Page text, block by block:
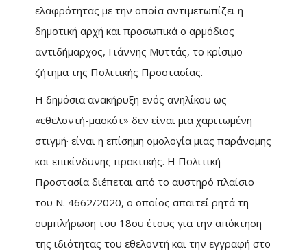
ελαφρότητας με την οποία αντιμετωπίζει η
δημοτική αρχή και προσωπικά ο αρμόδιος
αντιδήμαρχος, Γιάννης Μυττάς, το κρίσιμο
ζήτημα της Πολιτικής Προστασίας.
Η δημόσια ανακήρυξη ενός ανηλίκου ως
«εθελοντή-μασκότ» δεν είναι μια χαριτωμένη
στιγμή· είναι η επίσημη ομολογία μιας παράνομης
και επικίνδυνης πρακτικής. Η Πολιτική
Προστασία διέπεται από το αυστηρό πλαίσιο
του Ν. 4662/2020, ο οποίος απαιτεί ρητά τη
συμπλήρωση του 18ου έτους για την απόκτηση
της ιδιότητας του εθελοντή και την εγγραφή στο